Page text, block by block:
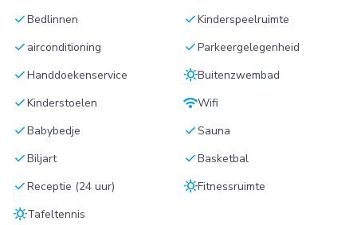
checkBedlinnen checkKinderspeelruimte
check airconditioning checkParkeergelegenheid
checkHanddoekenservice sunnyBuitenzwembad
checkKinderstoelen wifiWifi
checkBabybedje checkSauna
checkBiljart checkBasketbal
checkReceptie (24 uur) sunnyFitnessruimte
sunnyTafeltennis